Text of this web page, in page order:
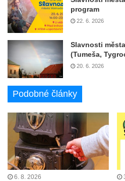
program
22. 6. 2026
Slavnosti
(Tumeša,
20. 6. 2026
Podobné články
6. 8. 2026